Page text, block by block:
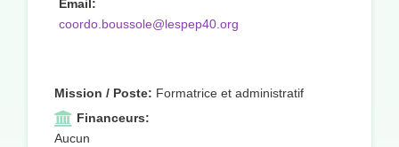
Email:
coordo.boussole@lespep40.org
Mission / Poste: Formatrice et administratif
Financeurs:
Aucun